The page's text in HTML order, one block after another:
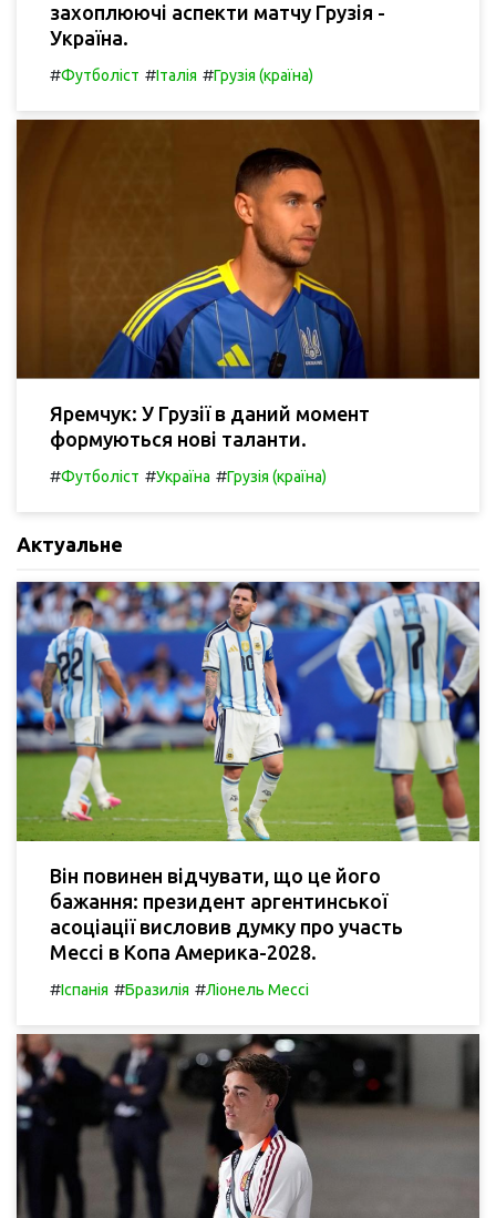
захоплюючі аспекти матчу Грузія -
Україна.
#Футболіст #Італія #Грузія (країна)
Яремчук: У Грузії в даний момент
формуються нові таланти.
#Футболіст #Україна #Грузія (країна)
Актуальне
Він повинен відчувати, що це його
бажання: президент аргентинської
асоціації висловив думку про участь
Мессі в Копа Америка-2028.
#Іспанія #Бразилія #Ліонель Мессі